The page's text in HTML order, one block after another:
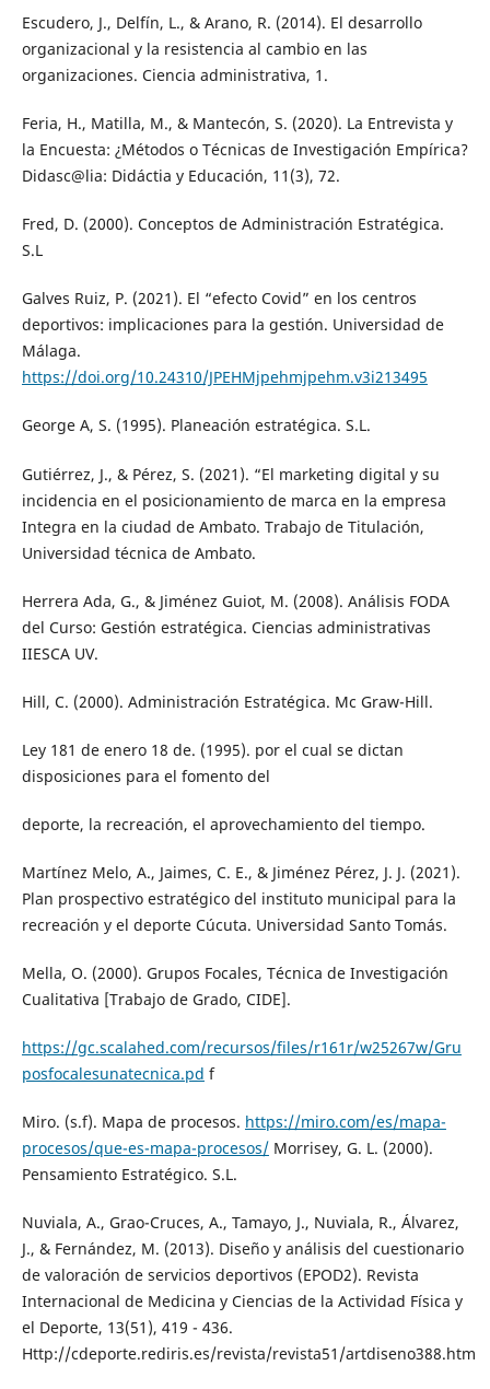
Escudero, J., Delfín, L., & Arano, R. (2014). El desarrollo
organizacional y la resistencia al cambio en las
organizaciones. Ciencia administrativa, 1.
Feria, H., Matilla, M., & Mantecón, S. (2020). La Entrevista y
la Encuesta: ¿Métodos o Técnicas de Investigación Empírica?
Didasc@lia: Didáctia y Educación, 11(3), 72.
Fred, D. (2000). Conceptos de Administración Estratégica.
S.L
Galves Ruiz, P. (2021). El “efecto Covid” en los centros
deportivos: implicaciones para la gestión. Universidad de
Málaga.
https://doi.org/10.24310/JPEHMjpehmjpehm.v3i213495
George A, S. (1995). Planeación estratégica. S.L.
Gutiérrez, J., & Pérez, S. (2021). “El marketing digital y su
incidencia en el posicionamiento de marca en la empresa
Integra en la ciudad de Ambato. Trabajo de Titulación,
Universidad técnica de Ambato.
Herrera Ada, G., & Jiménez Guiot, M. (2008). Análisis FODA
del Curso: Gestión estratégica. Ciencias administrativas
IIESCA UV.
Hill, C. (2000). Administración Estratégica. Mc Graw-Hill.
Ley 181 de enero 18 de. (1995). por el cual se dictan
disposiciones para el fomento del
deporte, la recreación, el aprovechamiento del tiempo.
Martínez Melo, A., Jaimes, C. E., & Jiménez Pérez, J. J. (2021).
Plan prospectivo estratégico del instituto municipal para la
recreación y el deporte Cúcuta. Universidad Santo Tomás.
Mella, O. (2000). Grupos Focales, Técnica de Investigación
Cualitativa [Trabajo de Grado, CIDE].
https://gc.scalahed.com/recursos/files/r161r/w25267w/Gru
posfocalesunatecnica.pd f
Miro. (s.f). Mapa de procesos. https://miro.com/es/mapa-
procesos/que-es-mapa-procesos/Morrisey, G. L. (2000).
Pensamiento Estratégico. S.L.
Nuviala, A., Grao-Cruces, A., Tamayo, J., Nuviala, R., Álvarez,
J., & Fernández, M. (2013). Diseño y análisis del cuestionario
de valoración de servicios deportivos (EPOD2). Revista
Internacional de Medicina y Ciencias de la Actividad Física y
el Deporte, 13(51), 419 - 436.
Http://cdeporte.rediris.es/revista/revista51/artdiseno388.htm